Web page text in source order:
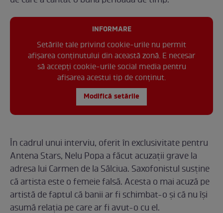
INFORMARE
Setările tale privind cookie-urile nu permit
afișarea conținutului din această zonă. E necesar
să accepți cookie-urile social media pentru
afisarea acestui tip de conținut.
Modifică setările
În cadrul unui interviu, oferit în exclusivitate pentru
Antena Stars, Nelu Popa a făcut acuzații grave la
adresa lui Carmen de la Sălciua. Saxofonistul susține
că artista este o femeie falsă. Acesta o mai acuză pe
artistă de faptul că banii ar fi schimbat-o și că nu își
asumă relația pe care ar fi avut-o cu el.